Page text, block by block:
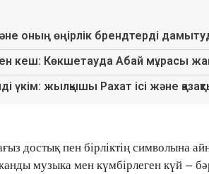
оның өңірлік брендтерді
кеш: Көкшетауда Абай мұрасы
үкім: жылқышы Рахат ісі және
достық пен бірліктің символына
музыка мен күмбірлеген күй –